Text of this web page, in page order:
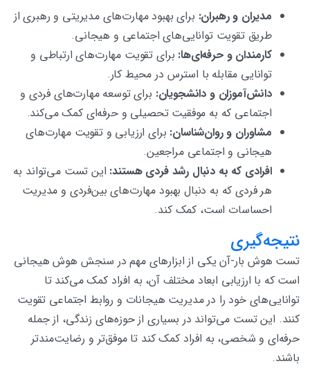
مدیران و رهبران: برای بهبود مهارت‌های مدیریتی و رهبری از
طریق تقویت توانایی‌های اجتماعی و هیجانی.
کارمندان و حرفه‌ای‌ها: برای تقویت مهارت‌های ارتباطی و
توانایی مقابله با استرس در محیط کار.
دانش‌آموزان و دانشجویان: برای توسعه مهارت‌های فردی و
اجتماعی که به موفقیت تحصیلی و حرفه‌ای کمک می‌کند.
مشاوران و روان‌شناسان: برای ارزیابی و تقویت مهارت‌های
هیجانی و اجتماعی مراجعین.
افرادی که به دنبال رشد فردی هستند: این تست می‌تواند به
هر فردی که به دنبال بهبود مهارت‌های بین‌فردی و مدیریت
احساسات است، کمک کند.
نتیجه‌گیری
تست هوش بار-آن یکی از ابزارهای مهم در سنجش هوش هیجانی
است که با ارزیابی ابعاد مختلف آن، به افراد کمک می‌کند تا
توانایی‌های خود را در مدیریت هیجانات و روابط اجتماعی تقویت
کنند. این تست می‌تواند در بسیاری از حوزه‌های زندگی، از جمله
حرفه‌ای و شخصی، به افراد کمک کند تا موفق‌تر و رضایت‌مندتر
باشند.